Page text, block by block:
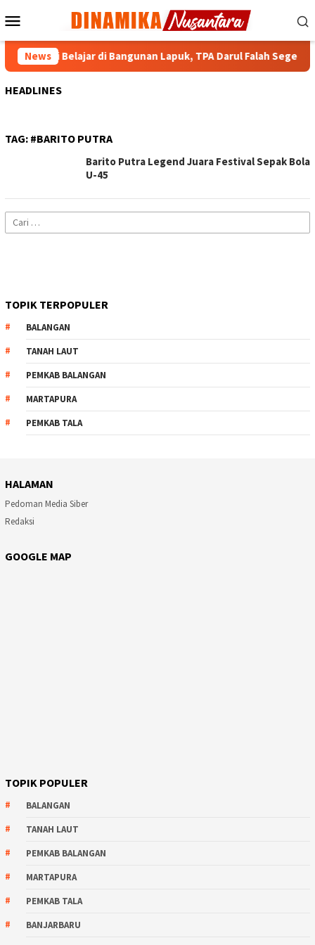
ke
Mobile
News
Santri Belajar di Bangunan Lapuk, TPA Darul Falah Segera
HEADLINES
TAG: #BARITO PUTRA
Barito Putra Legend Juara Festival Sepak Bola
U-45
Cari
untuk:
TOPIK TERPOPULER
BALANGAN
TANAH LAUT
PEMKAB BALANGAN
MARTAPURA
PEMKAB TALA
HALAMAN
Pedoman Media Siber
Redaksi
GOOGLE MAP
TOPIK POPULER
BALANGAN
TANAH LAUT
PEMKAB BALANGAN
MARTAPURA
PEMKAB TALA
BANJARBARU